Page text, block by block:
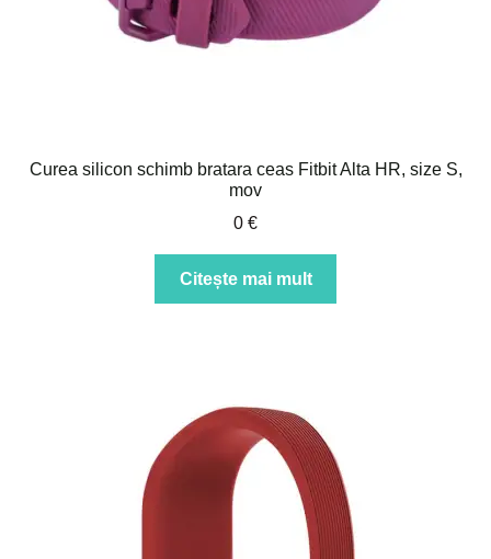
Curea silicon schimb bratara ceas Fitbit Alta HR, size S,
mov
0 €
Citește mai mult